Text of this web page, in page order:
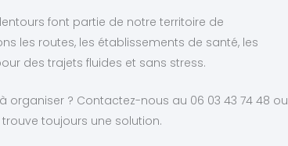
font partie de notre territoire de
les routes, les établissements de santé, les
des trajets fluides et sans stress.
organiser ? Contactez-nous au 06 03 43 74 48 ou
toujours une solution.